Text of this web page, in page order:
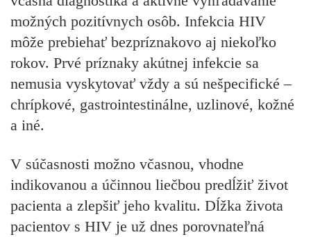
možných pozitívnych osôb. Infekcia HIV
môže prebiehať bezpríznakovo aj niekoľko
rokov. Prvé príznaky akútnej infekcie sa
nemusia vyskytovať vždy a sú nešpecifické –
chrípkové, gastrointestinálne, uzlinové, kožné
a iné.
V súčasnosti možno včasnou, vhodne
indikovanou a účinnou liečbou predĺžiť život
pacienta a zlepšiť jeho kvalitu. Dĺžka života
pacientov s HIV je už dnes porovnateľná